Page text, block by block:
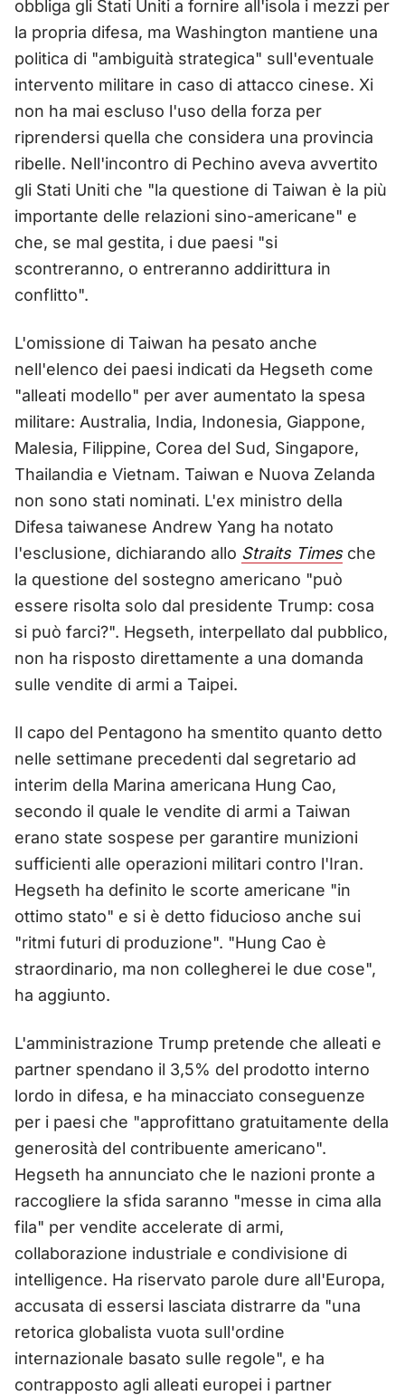
obbliga gli Stati Uniti a fornire all'isola i mezzi per
la propria difesa, ma Washington mantiene una
politica di "ambiguità strategica" sull'eventuale
intervento militare in caso di attacco cinese. Xi
non ha mai escluso l'uso della forza per
riprendersi quella che considera una provincia
ribelle. Nell'incontro di Pechino aveva avvertito
gli Stati Uniti che "la questione di Taiwan è la più
importante delle relazioni sino-americane" e
che, se mal gestita, i due paesi "si
scontreranno, o entreranno addirittura in
conflitto".
L'omissione di Taiwan ha pesato anche
nell'elenco dei paesi indicati da Hegseth come
"alleati modello" per aver aumentato la spesa
militare: Australia, India, Indonesia, Giappone,
Malesia, Filippine, Corea del Sud, Singapore,
Thailandia e Vietnam. Taiwan e Nuova Zelanda
non sono stati nominati. L'ex ministro della
Difesa taiwanese Andrew Yang ha notato
l'esclusione, dichiarando allo Straits Timesche
la questione del sostegno americano "può
essere risolta solo dal presidente Trump: cosa
si può farci?". Hegseth, interpellato dal pubblico,
non ha risposto direttamente a una domanda
sulle vendite di armi a Taipei.
Il capo del Pentagono ha smentito quanto detto
nelle settimane precedenti dal segretario ad
interim della Marina americana Hung Cao,
secondo il quale le vendite di armi a Taiwan
erano state sospese per garantire munizioni
sufficienti alle operazioni militari contro l'Iran.
Hegseth ha definito le scorte americane "in
ottimo stato" e si è detto fiducioso anche sui
"ritmi futuri di produzione". "Hung Cao è
straordinario, ma non collegherei le due cose",
ha aggiunto.
L'amministrazione Trump pretende che alleati e
partner spendano il 3,5% del prodotto interno
lordo in difesa, e ha minacciato conseguenze
per i paesi che "approfittano gratuitamente della
generosità del contribuente americano".
Hegseth ha annunciato che le nazioni pronte a
raccogliere la sfida saranno "messe in cima alla
fila" per vendite accelerate di armi,
collaborazione industriale e condivisione di
intelligence. Ha riservato parole dure all'Europa,
accusata di essersi lasciata distrarre da "una
retorica globalista vuota sull'ordine
internazionale basato sulle regole", e ha
contrapposto agli alleati europei i partner